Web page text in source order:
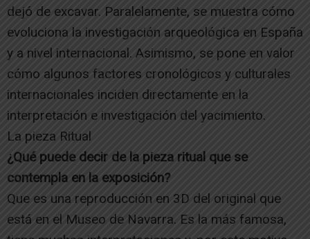
dejó de excavar. Paralelamente, se muestra cómo
evoluciona la investigación arqueológica en España
y a nivel internacional. Asimismo, se pone en valor
cómo algunos factores cronológicos y culturales
internacionales inciden directamente en la
interpretación e investigación del yacimiento.
La pieza Ritual
¿Qué puede decir de la pieza ritual que se
contempla en la exposición?
Que es una reproducción en 3D del original que
está en el Museo de Navarra. Es la más famosa,